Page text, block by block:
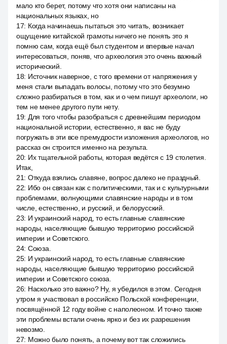
мало кто берет, потому что хотя они написаны на
национальных языках, но
17: Когда начинаешь пытаться это читать, возникает
ощущение китайской грамоты ничего не понять это я
помню сам, когда ещё был студентом и впервые начал
интересоваться, поняв, что археология это очень важный
исторический.
18: Источник наверное, с того времени от напряжения у
меня стали выпадать волосы, потому что это безумно
сложно разбираться в том, как и о чем пишут археологи, но
тем не менее другого пути нету.
19: Для того чтобы разобраться с древнейшим периодом
национальной истории, естественно, я вас не буду
погружать в эти все премудрости изложения археологов, но
рассказ он строится именно на результа.
20: Их тщательной работы, которая ведётся с 19 столетия.
Итак,
21: Откуда взялись славяне, вопрос далеко не праздный.
22: Ибо он связан как с политическими, так и с культурными
проблемами, волнующими славянские народы и в том
числе, естественно, и русский, и белорусский.
23: И украинский народ, то есть главные славянские
народы, населяющие бывшую территорию российской
империи и Советского.
24: Союза.
25: И украинский народ, то есть главные славянские
народы, населяющие бывшую территорию российской
империи и Советского союза.
26: Насколько это важно? Ну, я убедился в этом. Сегодня
утром я участвовал в российско Польской конференции,
посвящённой 12 году войне с наполеоном. И точно также
эти проблемы встали очень ярко и без их разрешения
невозмо.
27: Можно было понять, а почему вот так сложились